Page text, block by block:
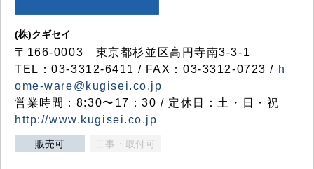
(株)クギセイ
〒166-0003 東京都杉並区高円寺南3-3-1
TEL：03-3312-6411 / FAX：03-3312-0723 / h
ome-ware@kugisei.co.jp
営業時間：8:30〜17：30 / 定休日：土・日・祝
http://www.kugisei.co.jp
販売可 工事・取付可